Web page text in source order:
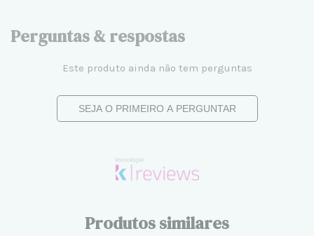
Perguntas & respostas
Este produto ainda não tem perguntas
SEJA O PRIMEIRO A PERGUNTAR
Produtos similares